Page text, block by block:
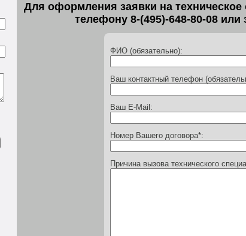
Для оформления заявки на
телефону 8-(495)-648-80-08
ФИО (обязательно):
Ваш контактный телефон
Ваш E-Mail:
Номер Вашего договора*:
Причина вызова технического